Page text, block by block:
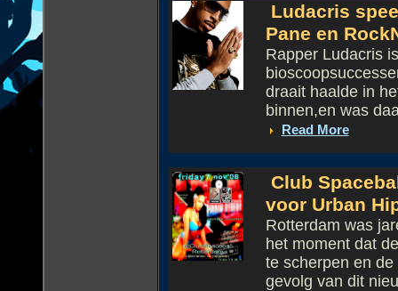
Ludacris
Pane en
Rapper Ludacris
draait haalde in
binnen,en was
Read More
Club
voor Urban
Rotterdam was
het moment dat
te scherpen en
gevolg van dit